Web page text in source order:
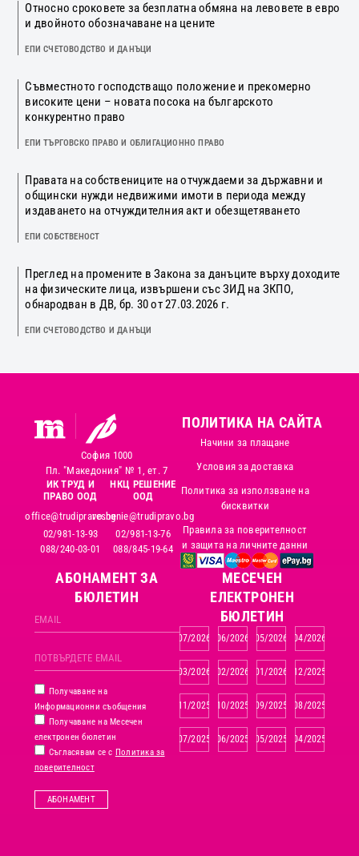
Относно сроковете за безплатна обмяна на левовете в евро
и двойното обозначаване на цените
ЕПИ СЧЕТОВОДСТВО И ДАНЪЦИ
Съвместното господстващо положение и прекомерно
високите цени – новата посока на българското
конкурентно право
ЕПИ ТЪРГОВСКО ПРАВО И ОБЛИГАЦИОННО ПРАВО
Правата на собствениците на отчуждаеми за държавни и
общински нужди недвижими имоти в периода между
издаването на отчуждителния акт и обезщетяването
ЕПИ СОБСТВЕНОСТ
Преглед на промените в Закона за данъците върху доходите
на физическите лица, извършени със ЗИД на ЗКПО,
обнародван в ДВ, бр. 30 от 27.03.2026 г.
ЕПИ СЧЕТОВОДСТВО И ДАНЪЦИ
София 1000
Пл. "Македония" № 1, ет. 7
ИК ТРУД И
ПРАВО ООД
office@trudipravo.bg
02/981-13-93
088/240-03-01
НКЦ РЕШЕНИЕ
ООД
reshenie@trudipravo.bg
02/981-13-76
088/845-19-64
ПОЛИТИКА НА САЙТА
Начини за плащане
Условия за доставка
Политика за използване на
бисквитки
Правила за поверителност
и защита на личните данни
АБОНАМЕНТ ЗА
БЮЛЕТИН
Получаване на
Информационни съобщения
Получаване на Месечен
електронен бюлетин
Съгласявам се с Политика за
поверителност
АБОНАМЕНТ
MЕСЕЧЕН
ЕЛЕКТРОНЕН
БЮЛЕТИН
07/2026 06/2026 05/2026 04/2026
03/2026 02/2026 01/2026 12/2025
11/2025 10/2025 09/2025 08/2025
07/2025 06/2025 05/2025 04/2025